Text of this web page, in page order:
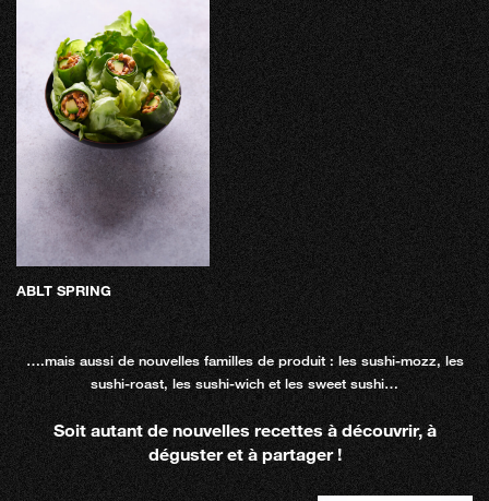
ABLT SPRING
….mais aussi de nouvelles familles de produit : les sushi-mozz, les
sushi-roast, les sushi-wich et les sweet sushi…
Soit autant de nouvelles recettes à découvrir, à
déguster et à partager !